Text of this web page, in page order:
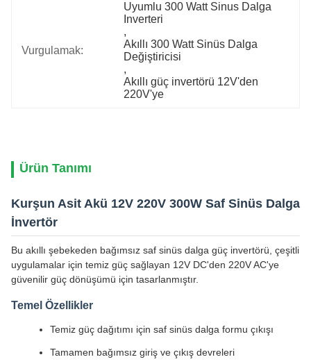
Vurgulamak:
Uyumlu 300 Watt Sinus Dalga
Inverteri
,
Akıllı 300 Watt Sinüs Dalga
Değiştiricisi
,
Akıllı güç invertörü 12V'den
220V'ye
Ürün Tanımı
Kurşun Asit Akü 12V 220V 300W Saf Sinüs Dalga
İnvertör
Bu akıllı şebekeden bağımsız saf sinüs dalga güç invertörü, çeşitli
uygulamalar için temiz güç sağlayan 12V DC'den 220V AC'ye
güvenilir güç dönüşümü için tasarlanmıştır.
Temel Özellikler
Temiz güç dağıtımı için saf sinüs dalga formu çıkışı
Tamamen bağımsız giriş ve çıkış devreleri